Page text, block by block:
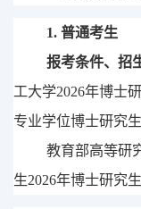
1. 普通考生
报考条件、 招
工大学2026年博士
专业学位博士研究生
教育部高等研
生2026年博士研究